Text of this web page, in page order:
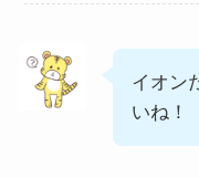
イオン
いね！